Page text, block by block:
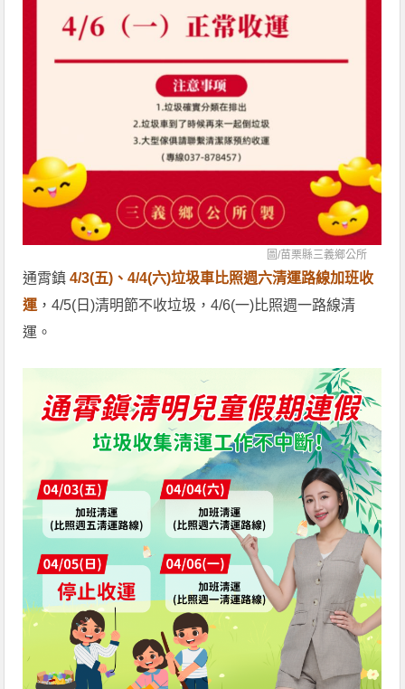
圖/苗栗縣三義鄉公所
通霄鎮4/3(五)、4/4(六)垃圾車比照週六清運路線加班收
運 ，4/5(日)清明節不收垃圾，4/6(一)比照週一路線清
運。